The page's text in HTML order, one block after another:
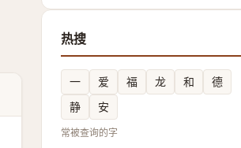
热搜
一 爱 福 龙 和
德
静
安
常被查询的字